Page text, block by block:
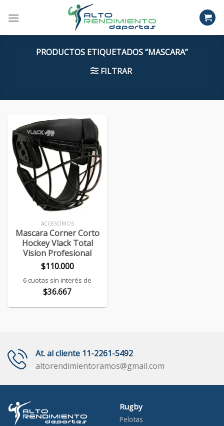
PRODUCTOS ETIQUETADOS “MASCARA”
FILTRAR
ACCESORIOS
Mascara Corner Corto
Hockey Vlack Total
Vision Profesional
$110.000
6 cuotas sin interés de
$36.667
At. al cliente 11-2261-5492
altorendimientoramos@gmail.com
Rugby
Pelotas